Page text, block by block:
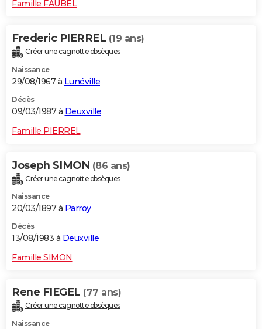
Famille FAUBEL
Frederic PIERREL (19 ans)
Créer une cagnotte obsèques
Naissance
29/08/1967 à Lunéville
Décès
09/03/1987 à Deuxville
Famille PIERREL
Joseph SIMON (86 ans)
Créer une cagnotte obsèques
Naissance
20/03/1897 à Parroy
Décès
13/08/1983 à Deuxville
Famille SIMON
Rene FIEGEL (77 ans)
Créer une cagnotte obsèques
Naissance